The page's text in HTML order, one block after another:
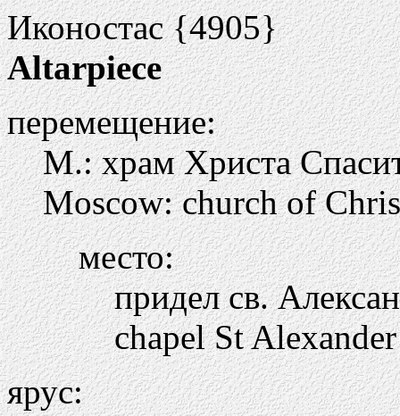
Иконостас {4905}
Altarpiece
перемещение:
М.: храм Христа
Moscow: church of
место:
придел св.
chapel St
ярус: